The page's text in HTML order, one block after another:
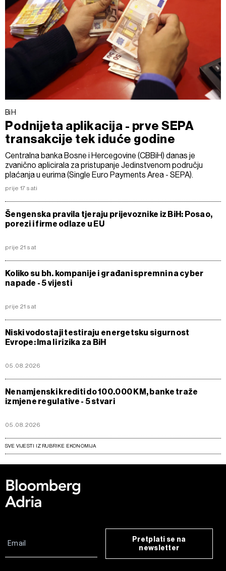
BiH
Podnijeta aplikacija - prve SEPA
transakcije tek iduće godine
Centralna banka Bosne i Hercegovine (CBBiH) danas je
zvanično aplicirala za pristupanje Jedinstvenom području
plaćanja u eurima (Single Euro Payments Area - SEPA).
prije 17 sati
Šengenska pravila tjeraju prijevoznike iz BiH: Posao,
porezi i firme odlaze u EU
prije 21 sat
Koliko su bh. kompanije i građani spremni na cyber
napade - 5 vijesti
prije 21 sat
Niski vodostaji testiraju energetsku sigurnost
Evrope: Ima li rizika za BiH
05.08.2026
Nenamjenski krediti do 100.000 KM, banke traže
izmjene regulative - 5 stvari
05.08.2026
SVE VIJESTI IZ RUBRIKE EKONOMIJA
Pretplati se na
newsletter